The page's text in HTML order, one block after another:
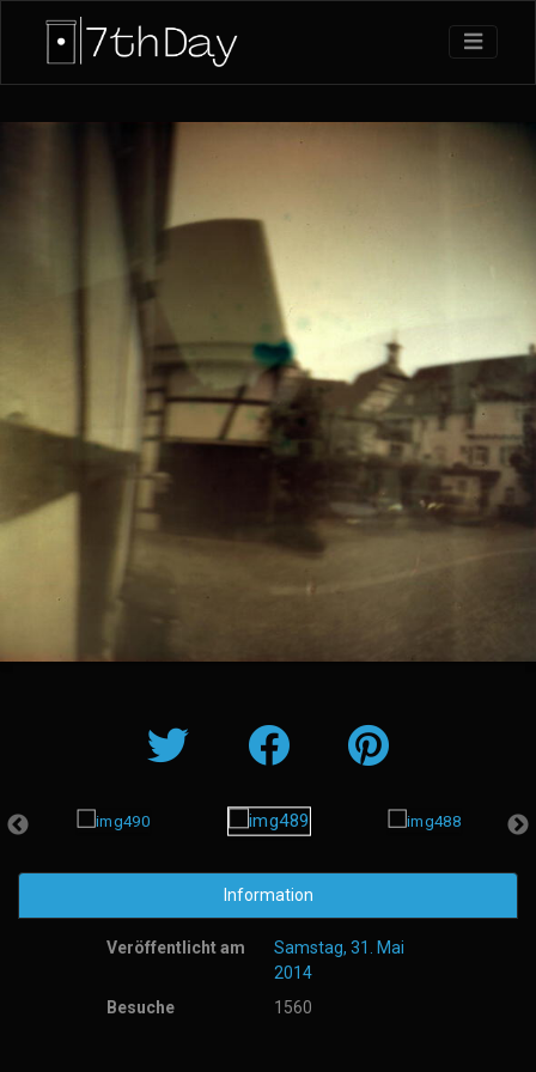
Information
Veröffentlicht am
Samstag, 31. Mai
2014
Besuche
1560